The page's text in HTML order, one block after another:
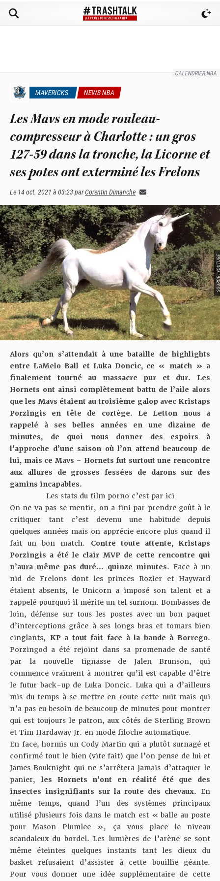
CALENDRIER NBA
MAVERICKS NEWS NBA
Les Mavs en mode rouleau-
compresseur à Charlotte : un gros
127-59 dans la tronche, la Licorne et
ses potes ont exterminé les Frelons
Le 14 oct. 2021 à 03:23parCorentin Dimanche
Alors qu’on s’attendait à une bataille de highlights
entre LaMelo Ball et Luka Doncic, ce « match » a
finalement tourné au massacre pur et dur. Les
Hornets ont ainsi complètement battu de l’aile alors
que les Mavs étaient au troisième galop avec Kristaps
Porzingis en tête de cortège. Le Letton nous a
rappelé à ses belles années en une dizaine de
minutes, de quoi nous donner des espoirs à
l’approche d’une saison où l’on attend beaucoup de
lui, mais ce Mavs – Hornets fut surtout une rencontre
aux allures de grosses fessées de darons sur des
gamins incapables.
Les stats du film porno c’est par ici
On ne va pas se mentir, on a fini par prendre goût à le
critiquer tant c’est devenu une habitude depuis
quelques années mais on apprécie encore plus quand il
fait un bon match. Contre toute attente, Kristaps
Porzingis a été le clair MVP de cette rencontre qui
n’aura même pas duré… quinze minutes. Face à un
nid de Frelons dont les princes Rozier et Hayward
étaient absents, le Unicorn a imposé son talent et a
rappelé pourquoi il mérite un tel surnom. Bombasses de
loin, défense sur tous les postes avec un bon paquet
d’interceptions grâce à ses longs bras et tomars bien
cinglants, KP a tout fait face à la bande à Borrego.
Porzingod a été rejoint dans sa promenade de santé
par la nouvelle tignasse de Jalen Brunson, qui
commence vraiment à montrer qu’il est capable d’être
le futur back-up de Luka Doncic. Luka qui a d’ailleurs
mis du temps à se mettre en route cette nuit mais qui
n’a pas eu besoin de beaucoup de minutes pour montrer
qui est toujours le patron, aux côtés de Sterling Brown
et Tim Hardaway Jr. en mode filoche automatique.
En face, hormis un Cody Martin qui a plutôt surnagé et
confirmé tout le bien (vite fait) que l’on pense de lui et
James Bouknight qui ne s’arrêtera jamais d’attaquer le
panier, les Hornets n’ont en réalité été que des
insectes insignifiants sur la route des chevaux. En
même temps, quand l’un des systèmes principaux
utilisé plusieurs fois dans le match est « balle au poste
pour Mason Plumlee », ça vous place le niveau
scandaleux du bordel. Les lumières de l’arène se sont
même éteintes quelques instants tant les dieux du
basket refusaient d’assister à cette bouillie géante.
Pour vous donner une idée supplémentaire de cette